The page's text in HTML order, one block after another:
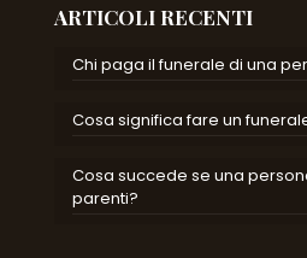
ARTICOLI RECENTI
Chi paga il funerale di una
Cosa significa fare un
Cosa succede se una
parenti?